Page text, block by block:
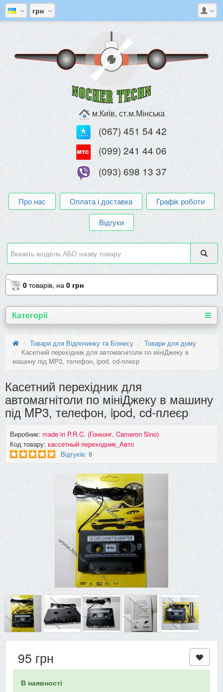
грн
м.Київ, ст.м.Мінська
(067) 451 54 42
(099) 241 44 06
(093) 698 13 37
Про нас Оплата і доставка
Графік роботи
Відгуки
0 товарів, на 0 грн
Категорії
Товари для Відпочинку та Бізнесу
Товари для дому
Касетний перехідник для автомагнітоли по мініДжеку в
машину під MP3, телефон, ipod, cd-плеєр
Касетний перехідник для
автомагнітоли по мініДжеку в машину
під MP3, телефон, ipod, cd-плеєр
Виробник: made in P.R.C. (Гонконг, Cameron Sino)
Код товару: кассетный переходник_Авто
Відгуків: 8
95 грн
В наявності